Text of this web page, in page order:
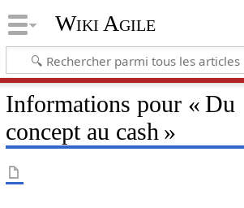
Wiki Agile
Informations pour « Du
concept au cash »